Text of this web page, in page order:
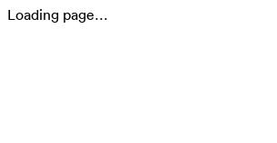
Loading page…